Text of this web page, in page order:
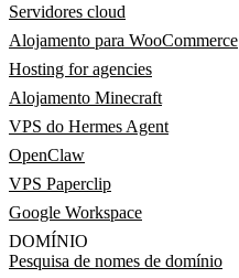
Servidores cloud
Alojamento para WooCommerce
Hosting for agencies
Alojamento Minecraft
VPS do Hermes Agent
OpenClaw
VPS Paperclip
Google Workspace
DOMÍNIO
Pesquisa de nomes de domínio